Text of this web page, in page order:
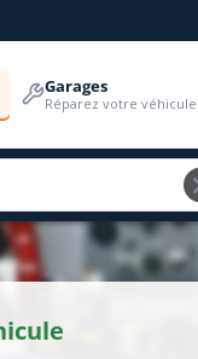
Garages
Réparez votre véhicule